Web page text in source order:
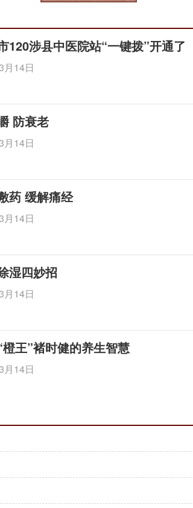
120涉县中医院站“一键拨”开通了
月14日
防衰老
月14日
药 缓解痛经
月14日
湿四妙招
月14日
橙王”褚时健的养生智慧
月14日